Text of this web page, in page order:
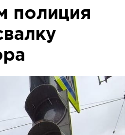
полиция